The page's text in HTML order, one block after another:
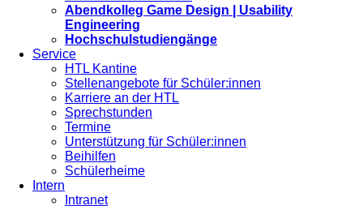
Abendkolleg Game Design | Usability
Engineering
Hochschulstudiengänge
Service
HTL Kantine
Stellenangebote für Schüler:innen
Karriere an der HTL
Sprechstunden
Termine
Unterstützung für Schüler:innen
Beihilfen
Schülerheime
Intern
Intranet